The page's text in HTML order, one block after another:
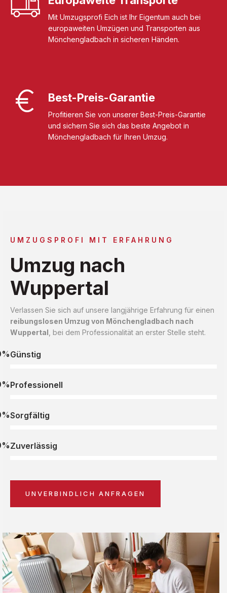
Mit Umzugsprofi Eich ist Ihr Eigentum auch bei
europaweiten Umzügen und Transporten aus
Mönchengladbach in sicheren Händen.
Best-Preis-Garantie
Profitieren Sie von unserer Best-Preis-Garantie
und sichern Sie sich das beste Angebot in
Mönchengladbach für Ihren Umzug.
UMZUGSPROFI MIT ERFAHRUNG
Umzug nach
Wuppertal
Verlassen Sie sich auf unsere langjährige Erfahrung für einen
reibungslosen Umzug von Mönchengladbach nach
Wuppertal , bei dem Professionalität an erster Stelle steht.
Günstig
Professionell
Sorgfältig
Zuverlässig
UNVERBINDLICH ANFRAGEN